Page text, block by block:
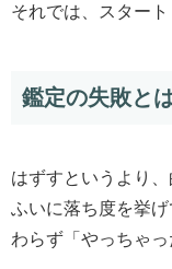
それでは、スタート
鑑定の失敗と
はずすというより
ふいに落ち度を挙
わらず「やっちゃっ